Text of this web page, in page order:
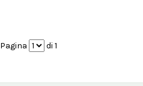
Pagina di 1